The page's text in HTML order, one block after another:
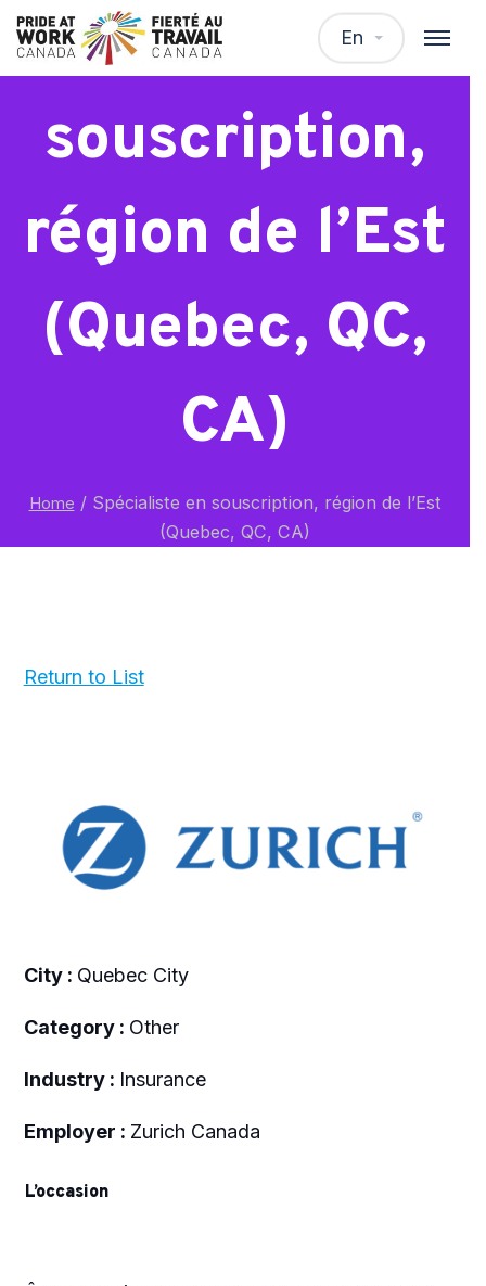
En
Spécialiste en
souscription,
région de l’Est
(Quebec, QC,
CA)
Home /Spécialiste en souscription, région de l’Est
(Quebec, QC, CA)
Return to List
City : Quebec City
Category : Other
Industry : Insurance
Employer : Zurich Canada
L’occasion